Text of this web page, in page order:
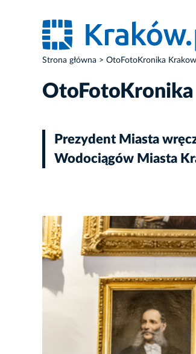
Strona główna OtoFotoKronika
Prezydent Miasta
Wodociągów Miasta